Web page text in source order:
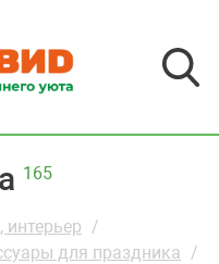
165
интерьер
для праздника